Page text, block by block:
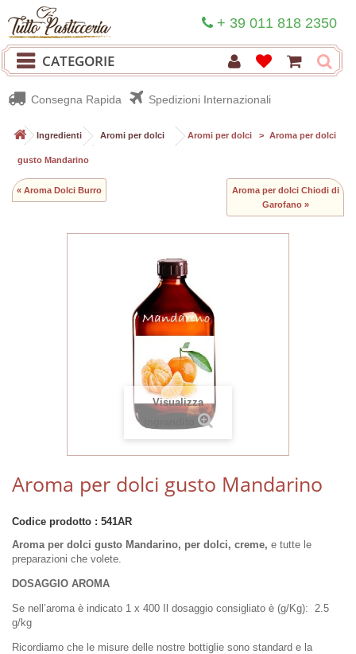
+ 39 011 818 2350
CATEGORIE
Consegna Rapida Spedizioni Internazionali
> Ingredienti >Aromi per dolci > Aromi per dolci > Aroma per dolci
gusto Mandarino
« Aroma Dolci Burro
Aroma per dolci Chiodi di
Garofano »
Visualizza
Aroma per dolci gusto Mandarino
Codice prodotto : 541AR
Aroma per dolci gusto Mandarino, per dolci, creme, e tutte le
preparazioni che volete.
DOSAGGIO AROMA
Se nell’aroma è indicato 1 x 400 Il dosaggio consigliato è (g/Kg): 2.5
g/kg
Ricordiamo che le misure delle nostre bottiglie sono standard e la